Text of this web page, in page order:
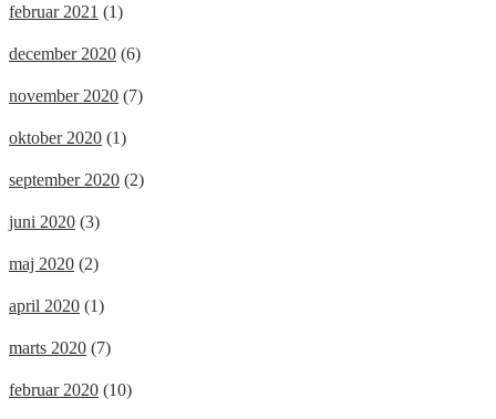
februar 2021 (1)
december 2020 (6)
november 2020 (7)
oktober 2020 (1)
september 2020 (2)
juni 2020 (3)
maj 2020 (2)
april 2020 (1)
marts 2020 (7)
februar 2020 (10)